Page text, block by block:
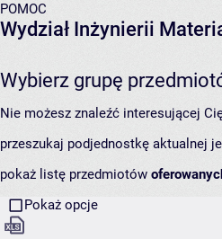
POMOC
Wydział Inżynierii
Wybierz grupę
Nie możesz znaleźć interesującej
przeszukaj podjednostkę aktualnej
pokaż listę przedmiotów
Pokaż opcje